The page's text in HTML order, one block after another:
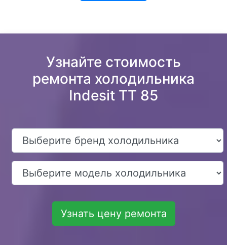
Узнайте стоимость
ремонта холодильника
Indesit TT 85
Узнать цену ремонта